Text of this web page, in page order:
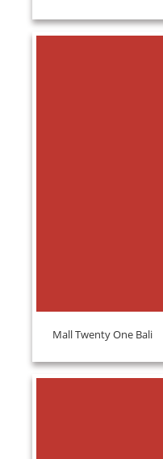
Mall Twenty One Bali